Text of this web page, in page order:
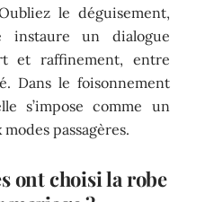
le déguisement,
un dialogue
et raffinement, entre
Dans le foisonnement
s’impose comme un
passagères.
ont choisi la robe